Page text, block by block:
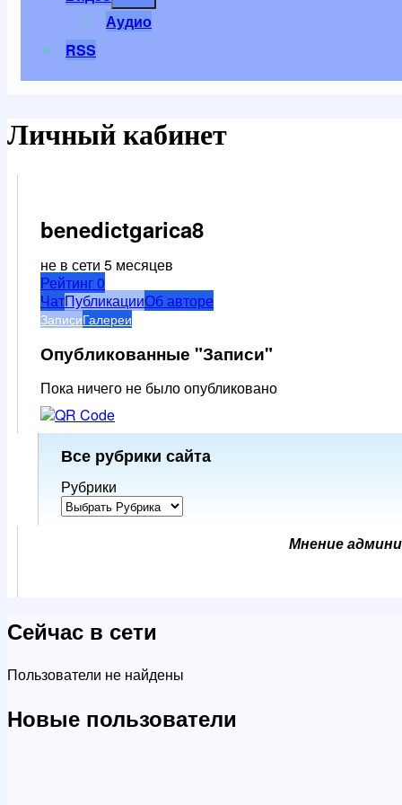
Аудио
RSS
Личный кабинет
benedictgarica8
не в сети 5 месяцев
Рейтинг0
ЧатПубликацииОб авторе
ЗаписиГалереи
Опубликованные "Записи"
Пока ничего не было опубликовано
Все рубрики сайта
Рубрики
Мнение
Сейчас в сети
Пользователи не найдены
Новые пользователи